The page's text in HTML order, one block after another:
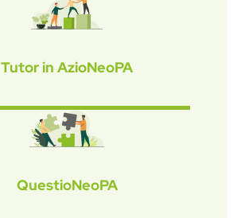
Tutor in AzioNeoPA
QuestioNeoPA